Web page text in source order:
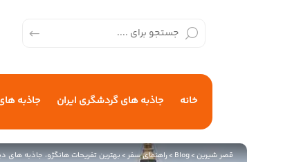
خانه جاذبه های گردشگری ایران جاذبه
قصر شیرین>
Blog
>راهنمای سفر>بهترین تفریحات هانگژو، جاذبه‌